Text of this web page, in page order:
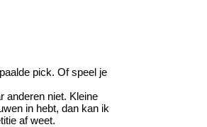
pick. Of speel je
anderen niet. Kleine
in hebt, dan kan ik
af weet.